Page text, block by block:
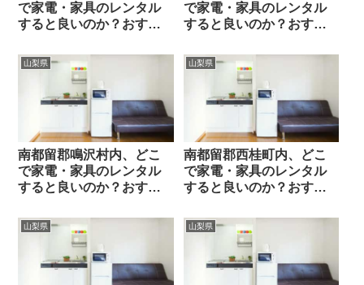
で家電・家具のレンタル
すると良いのか？おすす
のポイント
で家電・家具のレンタル
すると良いのか？おすす
のポイント
山梨県
南都留郡鳴沢村内、どこ
で家電・家具のレンタル
すると良いのか？おすす
のポイント
山梨県
南都留郡西桂町内、どこ
で家電・家具のレンタル
すると良いのか？おすす
のポイント
山梨県 山梨県